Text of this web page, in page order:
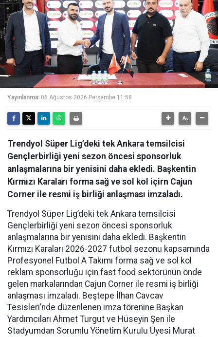
Yayınlanma: 06 Ağustos 2026 Perşembe 11:58
Trendyol Süper Lig’deki tek Ankara temsilcisi
Gençlerbirliği yeni sezon öncesi sponsorluk
anlaşmalarına bir yenisini daha ekledi. Başkentin
Kırmızı Karaları forma sağ ve sol kol içirn Cajun
Corner ile resmi iş birliği anlaşması imzaladı.
Trendyol Süper Lig’deki tek Ankara temsilcisi
Gençlerbirliği yeni sezon öncesi sponsorluk
anlaşmalarına bir yenisini daha ekledi. Başkentin
Kırmızı Karaları 2026-2027 futbol sezonu kapsamında
Profesyonel Futbol A Takımı forma sağ ve sol kol
reklam sponsorluğu için fast food sektörünün önde
gelen markalarından Cajun Corner ile resmi iş birliği
anlaşması imzaladı. Beştepe İlhan Cavcav
Tesisleri’nde düzenlenen imza törenine Başkan
Yardımcıları Ahmet Turgut ve Hüseyin Şen ile
Stadyumdan Sorumlu Yönetim Kurulu Üyesi Murat